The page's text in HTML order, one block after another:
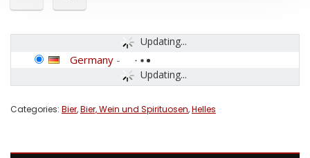
Updating...
Updating...
Germany -
Categories: Bier,Bier, Wein und Spirituosen,Helles